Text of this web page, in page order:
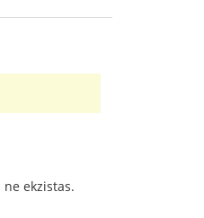
ekzistas.